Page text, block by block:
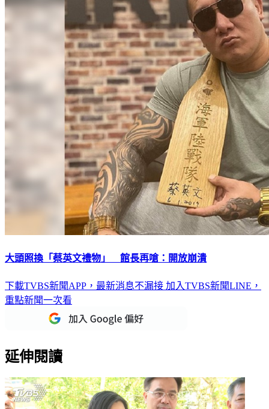
大頭照換「蔡英文禮物」 館長再嗆：開放崩潰
下載TVBS新聞APP，最新消息不漏接 加入TVBS新聞LINE，
重點新聞一次看
延伸閱讀